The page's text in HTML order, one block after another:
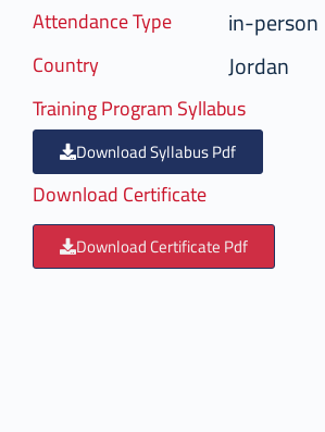
Attendance Type in-person
Country Jordan
Training Program Syllabus
Download Syllabus Pdf
Download Certificate
Download Certificate Pdf